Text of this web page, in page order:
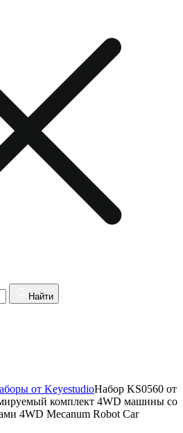
Найти
от KeyestudioНабор KS0560 от
комплект 4WD машины со
4WD Mecanum Robot Car